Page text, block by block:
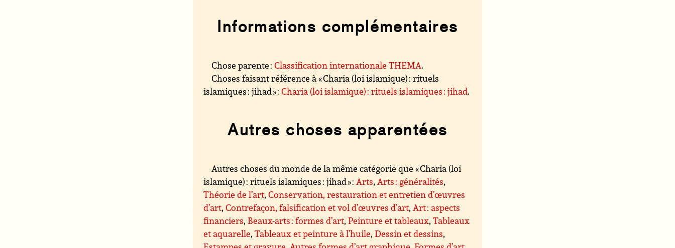
Informations complémentaires
Chose parente :Classification internationale THEMA.
Choses faisant référence à « Charia (loi islamique) : rituels
islamiques : jihad » :Charia (loi islamique) : rituels islamiques : jihad.
Autres choses apparentées
Autres choses du monde de la même catégorie que « Charia (loi
islamique) : rituels islamiques : jihad » :Arts,Arts : généralités,
Théorie de l’art,Conservation, restauration et entretien d’œuvres
d’art,Contrefaçon, falsification et vol d’œuvres d’art,Art : aspects
financiers, Beaux-arts : formes d’art,Peinture et tableaux,Tableaux
et aquarelle,Tableaux et peinture à l’huile,Dessin et dessins,